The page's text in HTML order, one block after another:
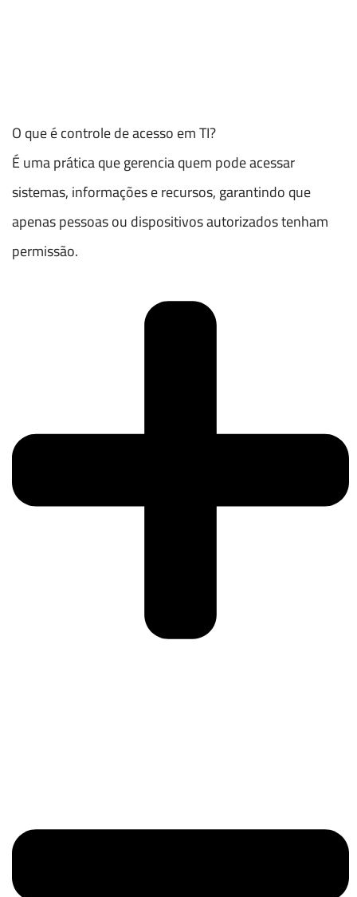
O que é controle de acesso em TI?
É uma prática que gerencia quem pode acessar
sistemas, informações e recursos, garantindo que
apenas pessoas ou dispositivos autorizados tenham
permissão.